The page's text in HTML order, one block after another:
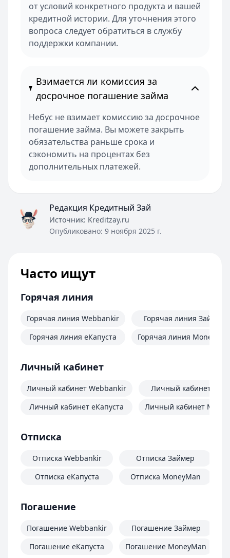
от условий конкретного продукта и вашей
кредитной истории. Для уточнения этого
вопроса следует обратиться в службу
поддержки компании.
Взимается ли комиссия за
досрочное погашение займа
Небус не взимает комиссию за досрочное
погашение займа. Вы можете закрыть
обязательства раньше срока и
сэкономить на процентах без
дополнительных платежей.
Редакция Кредитный Зай
Источник: Kreditzay.ru
Опубликовано: 9 ноября 2025 г.
Часто ищут
Горячая линия
Горячая линия Webbankir
Горячая линия еКапуста
Горячая линия Займер
Горячая линия
Личный кабинет
Личный кабинет Webbankir
Личный кабинет еКапуста
Личный кабинет
Личный кабинет
Отписка
Отписка Webbankir
Отписка еКапуста
Отписка Займер
Отписка MoneyMan
Погашение
Погашение Webbankir
Погашение еКапуста
Погашение Займер
Погашение MoneyMan